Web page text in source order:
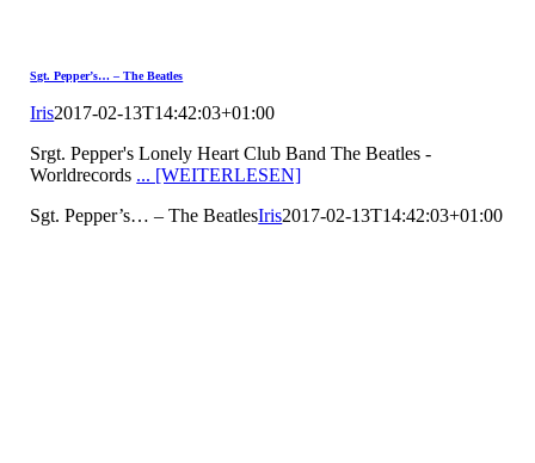
Sgt. Pepper’s… – The Beatles
Iris2017-02-13T14:42:03+01:00
Srgt. Pepper's Lonely Heart Club Band The Beatles -
Worldrecords ... [WEITERLESEN]
Sgt. Pepper’s… – The BeatlesIris2017-02-13T14:42:03+01:00